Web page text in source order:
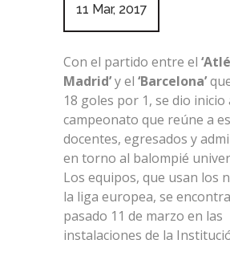
11 Mar, 2017
Con el partido entre el
Madrid’y el ‘Barcelona’
18 goles por 1, se dio inicio
campeonato que reúne a
docentes, egresados y
en torno al balompié
Los equipos, que usan los
la liga europea, se
pasado 11 de marzo en las
instalaciones de la